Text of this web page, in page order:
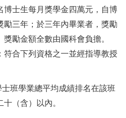
博士生每月獎學金四萬元，自博
勵三年；於三年內畢業者，獎勵
勵金額全數由國科會負擔。
符合下列資格之一並經指導教授
班學業總平均成績排名在該班
（含）以內。